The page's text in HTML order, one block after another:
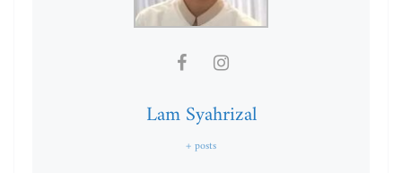
Lam Syahrizal
+ posts